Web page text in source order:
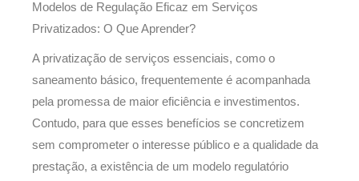
Modelos de Regulação Eficaz em Serviços
Privatizados: O Que Aprender?
A privatização de serviços essenciais, como o
saneamento básico, frequentemente é acompanhada
pela promessa de maior eficiência e investimentos.
Contudo, para que esses benefícios se concretizem
sem comprometer o interesse público e a qualidade da
prestação, a existência de um modelo regulatório